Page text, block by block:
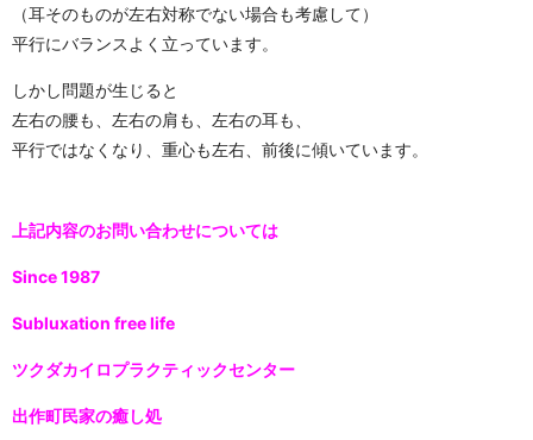
（耳そのものが左右対称でない場合も考慮して）
平行にバランスよく立っています。
しかし問題が生じると
左右の腰も、左右の肩も、左右の耳も、
平行ではなくなり、重心も左右、前後に傾いています。
上記内容のお問い合わせについては
Since 1987
Subluxation free life
ツクダカイロプラクティックセンター
出作町民家の癒し処